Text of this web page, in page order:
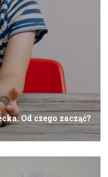
Od czego zacząć?